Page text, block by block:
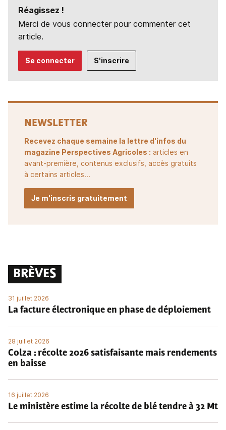
Réagissez !
Merci de vous connecter pour commenter cet
article.
Se connecter S'inscrire
NEWSLETTER
Recevez chaque semaine la lettre d'infos du
magazine Perspectives Agricoles : articles en
avant-première, contenus exclusifs, accès gratuits
à certains articles...
Je m'inscris gratuitement
BRÈVES
31 juillet 2026
La facture électronique en phase de déploiement
28 juillet 2026
Colza : récolte 2026 satisfaisante mais rendements
en baisse
16 juillet 2026
Le ministère estime la récolte de blé tendre à 32 Mt